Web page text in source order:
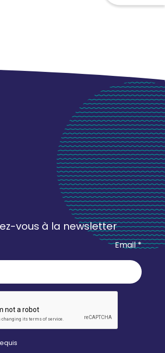
vous à la newsletter
Email *